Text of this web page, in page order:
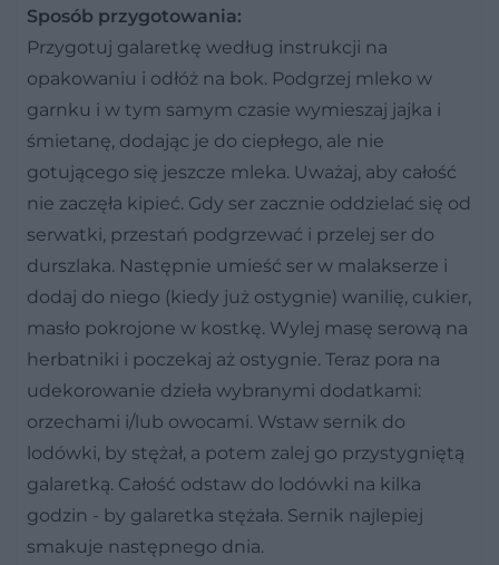
Sposób przygotowania:
Przygotuj galaretkę według instrukcji na
opakowaniu i odłóż na bok. Podgrzej mleko w
garnku i w tym samym czasie wymieszaj jajka i
śmietanę, dodając je do ciepłego, ale nie
gotującego się jeszcze mleka. Uważaj, aby całość
nie zaczęła kipieć. Gdy ser zacznie oddzielać się od
serwatki, przestań podgrzewać i przelej ser do
durszlaka. Następnie umieść ser w malakserze i
dodaj do niego (kiedy już ostygnie) wanilię, cukier,
masło pokrojone w kostkę. Wylej masę serową na
herbatniki i poczekaj aż ostygnie. Teraz pora na
udekorowanie dzieła wybranymi dodatkami:
orzechami i/lub owocami. Wstaw sernik do
lodówki, by stężał, a potem zalej go przystygniętą
galaretką. Całość odstaw do lodówki na kilka
godzin - by galaretka stężała. Sernik najlepiej
smakuje następnego dnia.